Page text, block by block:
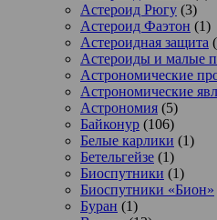
Астероид Рюгу (3)
Астероид Фаэтон (1)
Астероидная защита
Астероиды и малые
Астрономические
Астрономические
Астрономия (5)
Байконур (106)
Белые карлики (1)
Бетельгейзе (1)
Биоспутники (1)
Биоспутники «Бион»
Буран (1)